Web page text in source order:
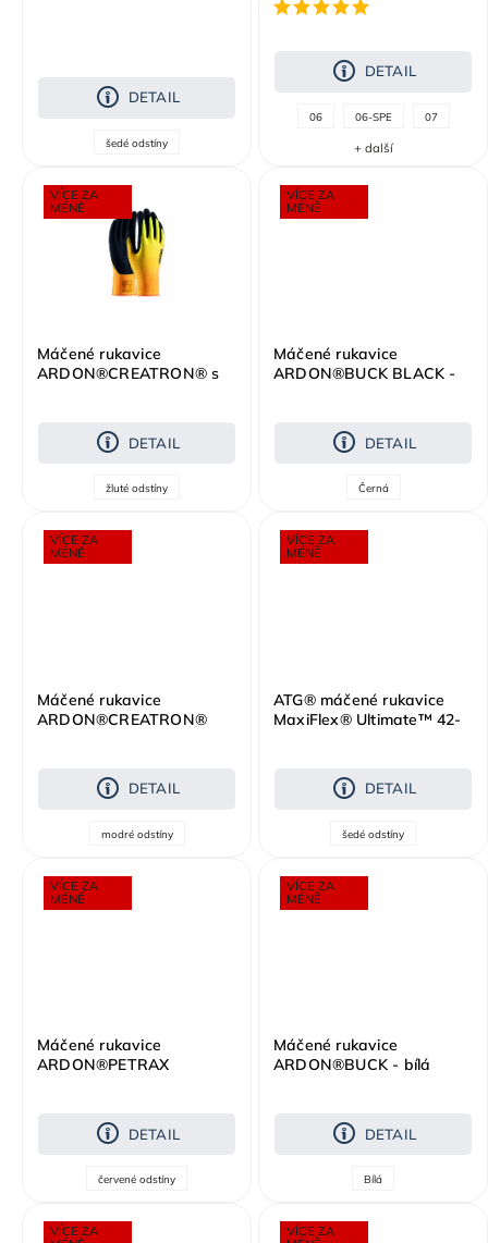
DETAIL
šedé odstíny
DETAIL
06 06-SPE 07
+ další
VÍCE ZA
MÉNĚ
Máčené rukavice
ARDON®CREATRON® s
DETAIL
žluté odstíny
VÍCE ZA
MÉNĚ
Máčené rukavice
ARDON®BUCK BLACK -
DETAIL
Černá
VÍCE ZA
MÉNĚ
Máčené rukavice
ARDON®CREATRON®
DETAIL
modré odstíny
VÍCE ZA
MÉNĚ
ATG® máčené rukavice
MaxiFlex® Ultimate™ 42-
DETAIL
šedé odstíny
VÍCE ZA
MÉNĚ
Máčené rukavice
ARDON®PETRAX
DETAIL
červené odstíny
VÍCE ZA
MÉNĚ
Máčené rukavice
ARDON®BUCK - bílá
DETAIL
Bílá
VÍCE ZA
VÍCE ZA